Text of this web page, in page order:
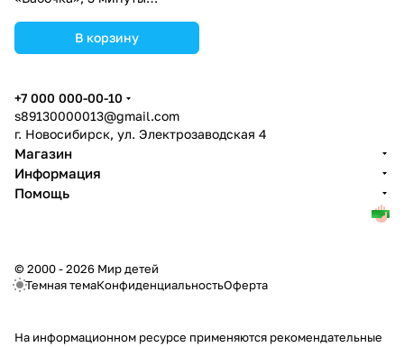
В корзину
+7 000 000-00-10
s89130000013@gmail.com
г. Новосибирск, ул. Электрозаводская 4
Магазин
Информация
Помощь
© 2000 - 2026 Мир детей
Темная темаКонфиденциальностьОферта
На информационном ресурсе применяются рекомендательные